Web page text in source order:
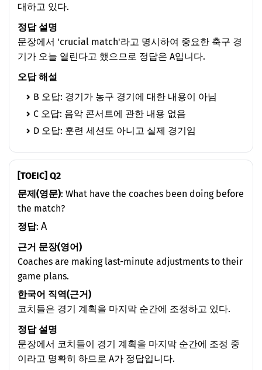
대하고 있다.
정답 설명
문장에서 'crucial match'라고 명시하여 중요한 축구 경
기가 오늘 열린다고 했으므로 정답은 A입니다.
오답 해설
B 오답: 경기가 농구 경기에 대한 내용이 아님
C 오답: 음악 콘서트에 관한 내용 없음
D 오답: 훈련 세션도 아니고 실제 경기임
[TOEIC] Q2
문제(영문): What have the coaches been doing before
the match?
정답: A
근거 문장(영어)
Coaches are making last-minute adjustments to their
game plans.
한국어 직역(근거)
코치들은 경기 계획을 마지막 순간에 조정하고 있다.
정답 설명
문장에서 코치들이 경기 계획을 마지막 순간에 조정 중
이라고 명확히 하므로 A가 정답입니다.